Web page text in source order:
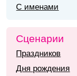
С именами
Сценарии
Праздников
Дня рождения